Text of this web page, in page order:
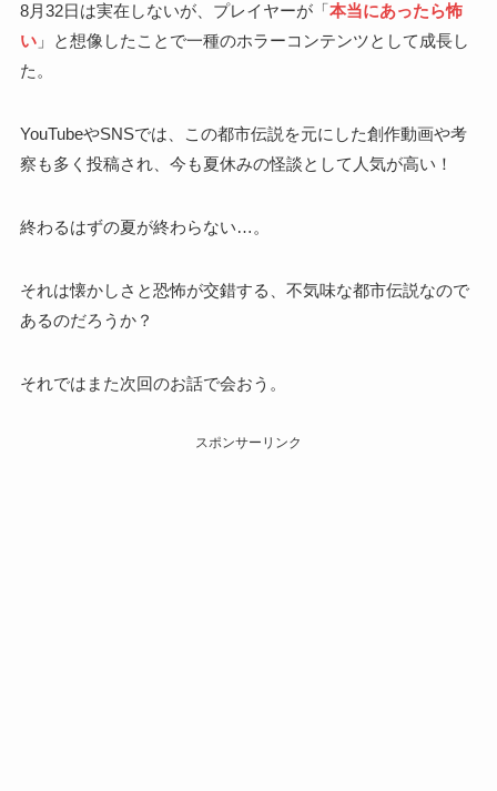
8月32日は実在しないが、プレイヤーが「 本当にあったら怖
い」と想像したことで一種のホラーコンテンツとして成長し
た。
YouTubeやSNSでは、この都市伝説を元にした創作動画や考
察も多く投稿され、今も夏休みの怪談として人気が高い！
終わるはずの夏が終わらない…。
それは懐かしさと恐怖が交錯する、不気味な都市伝説なので
あるのだろうか？
それではまた次回のお話で会おう。
スポンサーリンク